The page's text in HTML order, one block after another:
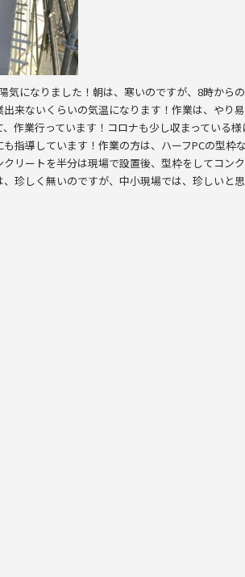
気になりました！朝は、寒いのですが、8時から
来ないくらいの気温になります！作業は、やり
作業行っています！コロナも少し収まっている
指導しています！作業の方は、ハーフPCの型枠
リートを半分は現場で設置後、型枠をしてコン
珍しく無いのですが、中小現場では、珍しいと思